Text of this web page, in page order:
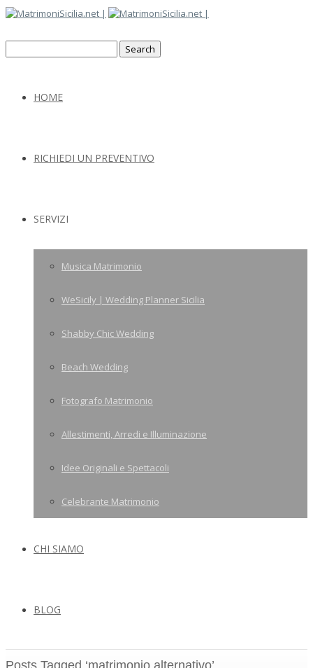
HOME
RICHIEDI UN PREVENTIVO
SERVIZI
Musica Matrimonio
WeSicily | Wedding Planner Sicilia
Shabby Chic Wedding
Beach Wedding
Fotografo Matrimonio
Allestimenti, Arredi e Illuminazione
Idee Originali e Spettacoli
Celebrante Matrimonio
CHI SIAMO
BLOG